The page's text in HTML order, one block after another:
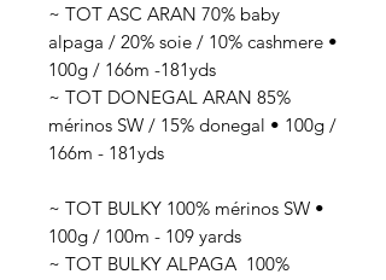
~ TOT ASC ARAN 70% baby
alpaga / 20% soie / 10% cashmere •
100g / 166m -181yds
~ TOT DONEGAL ARAN 85%
mérinos SW / 15% donegal • 100g /
166m - 181yds
~ TOT BULKY 100% mérinos SW •
100g / 100m - 109 yards
~ TOT BULKY ALPAGA 100%